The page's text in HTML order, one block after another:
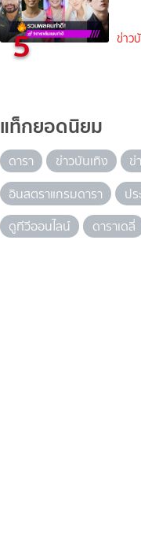
5 ข่าว
แท็กยอดนิยม
ดารา ข่าวบันเทิง ข่
อินสตราแกรมดารา
ปร
ดูทีวีออนไลน์
ดาราเดลี่